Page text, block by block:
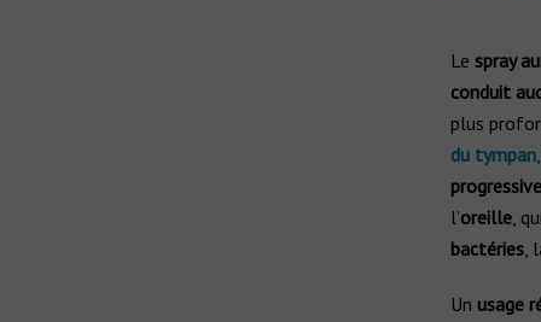
Le spray
conduit
plus
du tympan
l’oreille,
bactéries,
Un usage